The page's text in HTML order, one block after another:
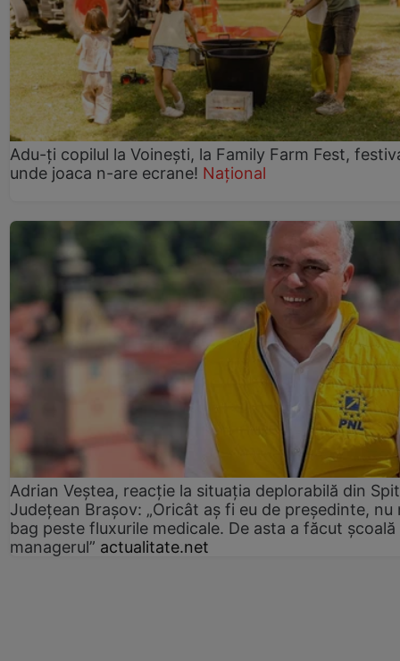
Adu-ți copilul la Voinești, la Family Farm Fest,
unde joaca n-are ecrane! Național
Adrian Veștea, reacție la situația deplorabilă din
Județean Brașov: „Oricât aș fi eu de președinte, nu
bag peste fluxurile medicale. De asta a făcut școală
managerul” actualitate.net